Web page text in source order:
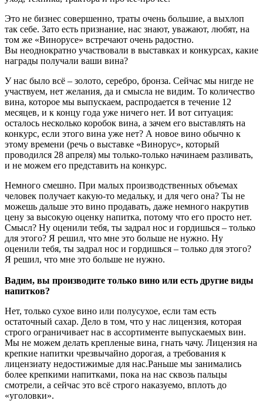
Это не бизнес совершенно, траты очень большие, а выхлоп
так себе. Зато есть признание, нас знают, уважают, любят, на
том же «Винорусе» встречают очень радостно.
Вы неоднократно участвовали в выставках и конкурсах, какие
награды получали ваши вина?
У нас было всё – золото, серебро, бронза. Сейчас мы нигде не
участвуем, нет желания, да и смысла не видим. То количество
вина, которое мы выпускаем, распродается в течение 12
месяцев, и к концу года уже ничего нет. И вот ситуация:
осталось несколько коробок вина, а зачем его выставлять на
конкурс, если этого вина уже нет? А новое вино обычно к
этому времени (речь о выставке «Винорус», который
проводился 28 апреля) мы только-только начинаем разливать,
и не можем его представить на конкурс.
Немного смешно. При малых производственных объемах
человек получает какую-то медальку, и для чего она? Ты не
можешь дальше это вино продавать, даже немного накрутив
цену за высокую оценку напитка, потому что его просто нет.
Смысл? Ну оценили тебя, ты задрал нос и гордишься – только
для этого? Я решил, что мне это больше не нужно. Ну
оценили тебя, ты задрал нос и гордишься – только для этого?
Я решил, что мне это больше не нужно.
Вадим, вы производите только вино или есть другие виды
напитков?
Нет, только сухое вино или полусухое, если там есть
остаточный сахар. Дело в том, что у нас лицензия, которая
строго ограничивает нас в ассортименте выпускаемых вин.
Мы не можем делать крепленые вина, гнать чачу. Лицензия на
крепкие напитки чрезвычайно дорогая, а требования к
лицензиату недостижимые для нас.Раньше мы занимались
более крепкими напитками, пока на нас сквозь пальцы
смотрели, а сейчас это всё строго наказуемо, вплоть до
«уголовки».